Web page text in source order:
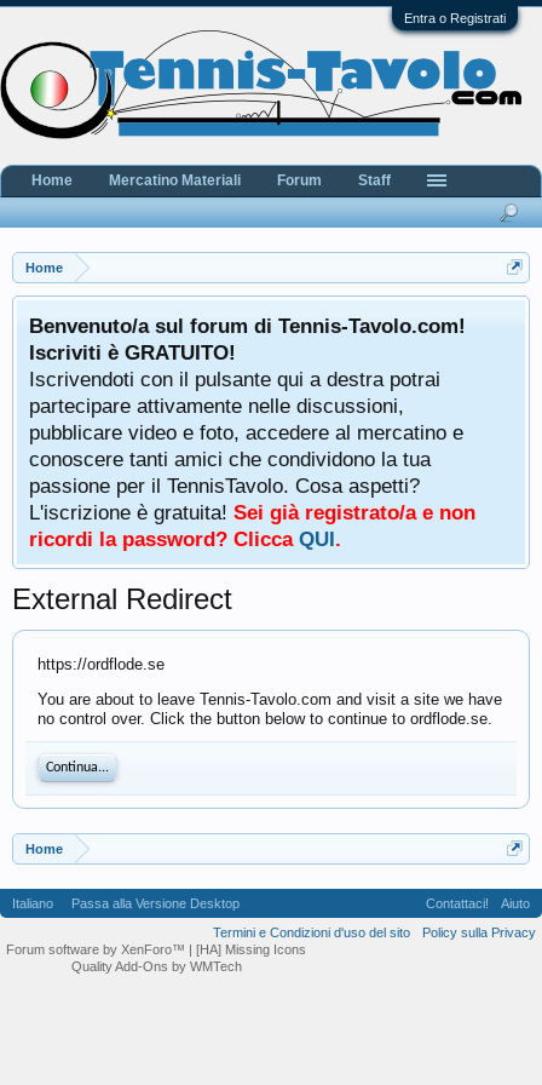
Entra o Registrati
Home
Benvenuto/a sul forum di Tennis-Tavolo.com!
Iscriviti è GRATUITO!
Iscrivendoti con il pulsante qui a destra potrai
partecipare attivamente nelle discussioni,
pubblicare video e foto, accedere al mercatino e
conoscere tanti amici che condividono la tua
passione per il TennisTavolo. Cosa aspetti?
L'iscrizione è gratuita! Sei già registrato/a e non
ricordi la password? Clicca QUI.
External Redirect
https://ordflode.se
You are about to leave Tennis-Tavolo.com and visit a site we have
no control over. Click the button below to continue to ordflode.se.
Continua...
Home
Home Mercatino Materiali Forum Staff
Italiano Passa alla Versione Desktop Contattaci!
Aiuto
Termini e Condizioni d'uso del sito
Policy sulla Privacy
Forum software by XenForo™ | [HA] Missing Icons
Quality Add-Ons by WMTech